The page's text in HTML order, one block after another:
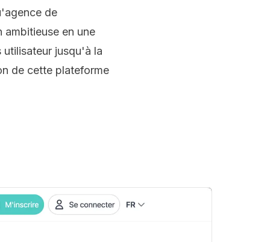
de
en une
jusqu'à la
de cette plateforme